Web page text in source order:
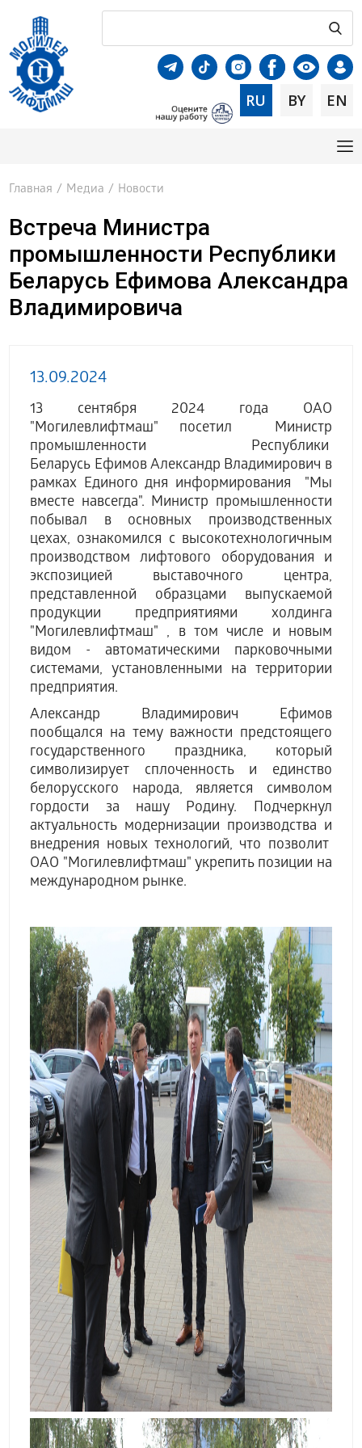
RU BY EN
Главная / Медиа / Новости
Встреча Министра
промышленности Республики
Беларусь Ефимова Александра
Владимировича
13.09.2024
13 сентября 2024 года ОАО
"Могилевлифтмаш" посетил Министр
промышленности Республики
Беларусь Ефимов Александр Владимирович в
рамках Единого дня информирования "Мы
вместе навсегда". Министр промышленности
побывал в основных производственных
цехах, ознакомился с высокотехнологичным
производством лифтового оборудования и
экспозицией выставочного центра,
представленной образцами выпускаемой
продукции предприятиями холдинга
"Могилевлифтмаш" , в том числе и новым
видом - автоматическими парковочными
системами, установленными на территории
предприятия.
Александр Владимирович Ефимов
пообщался на тему важности предстоящего
государственного праздника, который
символизирует сплоченность и единство
белорусского народа, является символом
гордости за нашу Родину. Подчеркнул
актуальность модернизации производства и
внедрения новых технологий, что позволит
ОАО "Могилевлифтмаш" укрепить позиции на
международном рынке.